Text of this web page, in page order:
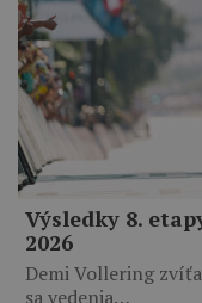
Výsledky 8.
2026
Demi Vollering
sa vedenia…